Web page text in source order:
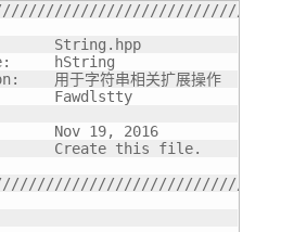
String.hpp
hString
用于字符串相关扩展操作
Fawdlstty
Nov 19, 2016
Create this file.